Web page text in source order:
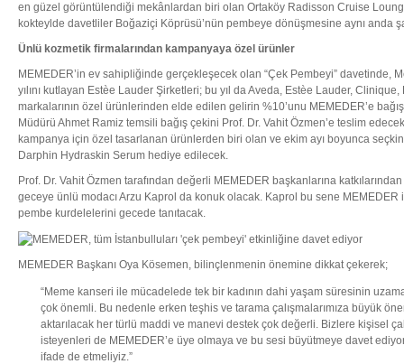
en güzel görüntülendiği mekânlardan biri olan Ortaköy Radisson Cruise
kokteylde davetliler Boğaziçi Köprüsü’nün pembeye dönüşmesine aynı anda
Ünlü kozmetik firmalarından kampanyaya özel ürünler
MEMEDER’in ev sahipliğinde gerçekleşecek olan “Çek Pembeyi” davetinde,
yılını kutlayan Estèe Lauder Şirketleri; bu yıl da Aveda, Estèe Lauder,
markalarının özel ürünlerinden elde edilen gelirin %10’unu MEMEDER’e
Müdürü Ahmet Ramiz temsili bağış çekini Prof. Dr. Vahit Özmen’e teslim
kampanya için özel tasarlanan ürünlerden biri olan ve ekim ayı boyunca
Darphin Hydraskin Serum hediye edilecek.
Prof. Dr. Vahit Özmen tarafından değerli MEMEDER başkanlarına
geceye ünlü modacı Arzu Kaprol da konuk olacak. Kaprol bu sene MEMEDER
pembe kurdelelerini gecede tanıtacak.
MEMEDER Başkanı Oya Kösemen, bilinçlenmenin önemine dikkat çekerek;
“Meme kanseri ile mücadelede tek bir kadının dahi yaşam süresinin
çok önemli. Bu nedenle erken teşhis ve tarama çalışmalarımıza büyük
aktarılacak her türlü maddi ve manevi destek çok değerli. Bizlere kişisel
isteyenleri de MEMEDER’e üye olmaya ve bu sesi büyütmeye davet
ifade de etmeliyiz.”